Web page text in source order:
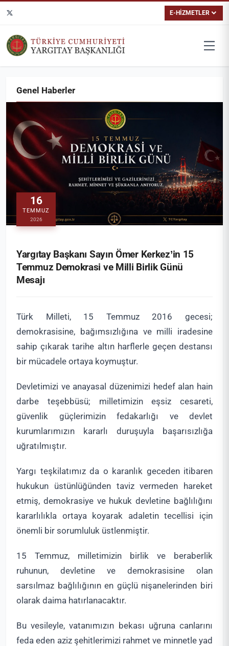
E-HİZMETLER
Genel Haberler
16
TEMMUZ
2026
Yargıtay Başkanı Sayın Ömer Kerkez’in 15
Temmuz Demokrasi ve Milli Birlik Günü
Mesajı
Türk Milleti, 15 Temmuz 2016 gecesi;
demokrasisine, bağımsızlığına ve milli iradesine
sahip çıkarak tarihe altın harflerle geçen destansı
bir mücadele ortaya koymuştur.
Devletimizi ve anayasal düzenimizi hedef alan hain
darbe teşebbüsü; milletimizin eşsiz cesareti,
güvenlik güçlerimizin fedakarlığı ve devlet
kurumlarımızın kararlı duruşuyla başarısızlığa
uğratılmıştır.
Yargı teşkilatımız da o karanlık geceden itibaren
hukukun üstünlüğünden taviz vermeden hareket
etmiş, demokrasiye ve hukuk devletine bağlılığını
kararlılıkla ortaya koyarak adaletin tecellisi için
önemli bir sorumluluk üstlenmiştir.
15 Temmuz, milletimizin birlik ve beraberlik
ruhunun, devletine ve demokrasisine olan
sarsılmaz bağlılığının en güçlü nişanelerinden biri
olarak daima hatırlanacaktır.
Bu vesileyle, vatanımızın bekası uğruna canlarını
feda eden aziz şehitlerimizi rahmet ve minnetle yad